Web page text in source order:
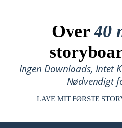
Over40
Ingen Downloads, Intet
Nødvendigt
LAVE MIT FØRSTE